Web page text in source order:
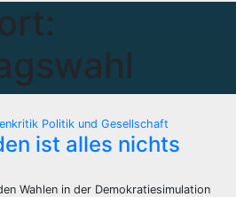
Politik und Gesellschaft
ist alles nichts
Wahlen in der Demokratiesimulation